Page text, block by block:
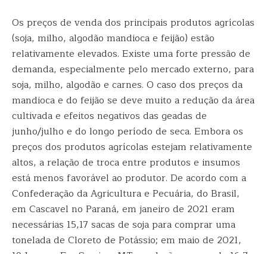
Os preços de venda dos principais produtos agrícolas
(soja, milho, algodão mandioca e feijão) estão
relativamente elevados. Existe uma forte pressão de
demanda, especialmente pelo mercado externo, para
soja, milho, algodão e carnes. O caso dos preços da
mandioca e do feijão se deve muito a redução da área
cultivada e efeitos negativos das geadas de
junho/julho e do longo período de seca. Embora os
preços dos produtos agrícolas estejam relativamente
altos, a relação de troca entre produtos e insumos
está menos favorável ao produtor. De acordo com a
Confederação da Agricultura e Pecuária, do Brasil,
em Cascavel no Paraná, em janeiro de 2021 eram
necessárias 15,17 sacas de soja para comprar uma
tonelada de Cloreto de Potássio; em maio de 2021,